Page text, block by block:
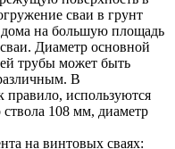
сваи в грунт
дома на большую площадь
Диаметр основной
трубы может быть
В
правило, используются
108 мм, диаметр
на винтовых сваях: